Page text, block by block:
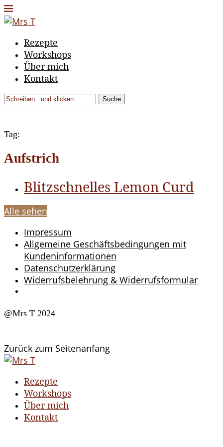
Rezepte
Workshops
Über mich
Kontakt
Suche
Tag:
Aufstrich
Blitzschnelles Lemon Curd
Alle sehen
Impressum
Allgemeine Geschäftsbedingungen mit
Kundeninformationen
Datenschutzerklärung
Widerrufsbelehrung & Widerrufsformular
@Mrs T 2024
Zurück zum Seitenanfang
Rezepte
Workshops
Über mich
Kontakt